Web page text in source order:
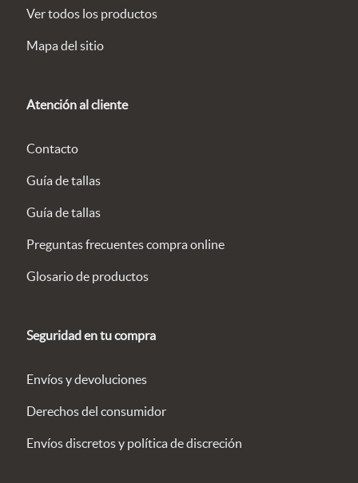
Ver todos los productos
Mapa del sitio
Atención al cliente
Contacto
Guía de tallas
Guía de tallas
Preguntas frecuentes compra online
Glosario de productos
Seguridad en tu compra
Envíos y devoluciones
Derechos del consumidor
Envíos discretos y política de discreción